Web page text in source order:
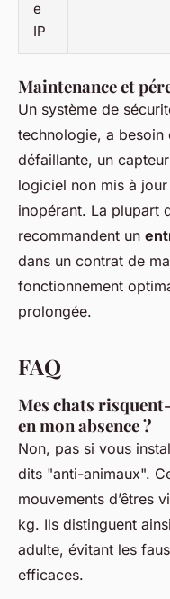
e
IP
Maintenance et
Un système de
technologie, a besoin
défaillante, un
logiciel non mis à jour
inopérant. La plupart
recommandent un
dans un contrat de
fonctionnement
prolongée.
FAQ
Mes chats
en mon absence ?
Non, pas si vous
dits "anti-animaux".
mouvements d’êtres
kg. Ils distinguent
adulte, évitant les
efficaces.